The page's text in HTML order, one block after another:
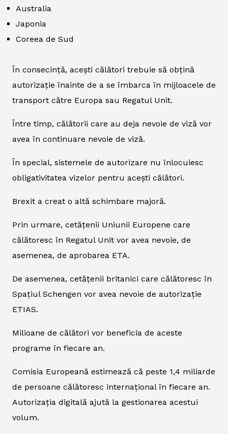
Australia
Japonia
Coreea de Sud
În consecință, acești călători trebuie să obțină
autorizație înainte de a se îmbarca în mijloacele de
transport către Europa sau Regatul Unit.
Între timp, călătorii care au deja nevoie de viză vor
avea în continuare nevoie de viză.
În special, sistemele de autorizare nu înlocuiesc
obligativitatea vizelor pentru acești călători.
Brexit a creat o altă schimbare majoră.
Prin urmare, cetățenii Uniunii Europene care
călătoresc în Regatul Unit vor avea nevoie, de
asemenea, de aprobarea ETA.
De asemenea, cetățenii britanici care călătoresc în
Spațiul Schengen vor avea nevoie de autorizație
ETIAS.
Milioane de călători vor beneficia de aceste
programe în fiecare an.
Comisia Europeană estimează că peste 1,4 miliarde
de persoane călătoresc internațional în fiecare an.
Autorizația digitală ajută la gestionarea acestui
volum.